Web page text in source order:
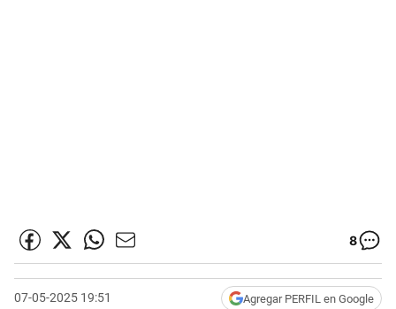
8
07-05-2025 19:51 Agregar PERFIL en Google